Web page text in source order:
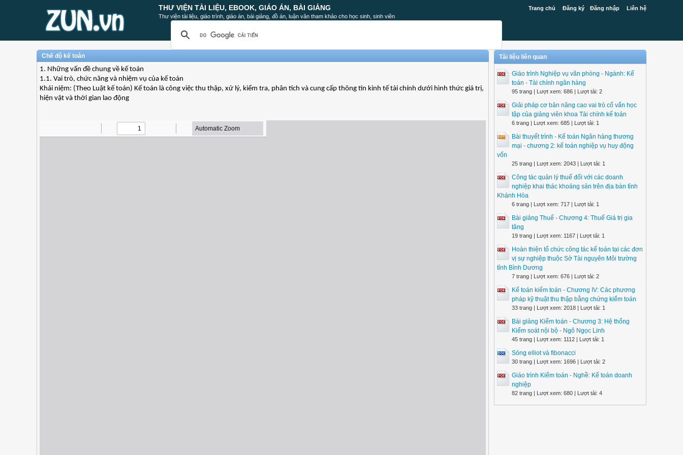
Trang chủ Đăng ký Đăng nhập Liên hệ
THƯ VIỆN TÀI LIỆU, EBOOK, GIÁO ÁN, BÀI GIẢNG
Thư viện tài liệu, giáo trình, giáo án, bài giảng, đồ án, luận văn tham khảo cho học sinh, sinh viên
Chế độ kế toán
1. Những vấn đề chung về kế toán
1.1. Vai trò, chức năng và nhiệm vụ của kế toán
Khái niệm: (Theo Luật kế toán) Kế toán là công việc thu thập, xử lý, kiểm tra, phân tích và cung cấp thông tin kinh tế tài chính dưới hình thức giá trị,
hiện vật và thời gian lao động
Tài liệu liên quan
Giáo trình Nghiệp vụ văn phòng - Ngành: Kế
toán - Tài chính ngân hàng
95 trang | Lượt xem: 686 | Lượt tải: 2
Giải pháp cơ bản nâng cao vai trò cố vấn học
tập của giảng viên khoa Tài chính kế toán
6 trang | Lượt xem: 685 | Lượt tải: 1
Bài thuyết trình - Kế toán Ngân hàng thương
mại - chương 2: kế toán nghiệp vụ huy động
vốn
25 trang | Lượt xem: 2043 | Lượt tải: 1
Công tác quản lý thuế đối với các doanh
nghiệp khai thác khoáng sản trên địa bàn tỉnh
Khánh Hòa
6 trang | Lượt xem: 717 | Lượt tải: 1
Bài giảng Thuế - Chương 4: Thuế Giá trị gia
tăng
19 trang | Lượt xem: 1167 | Lượt tải: 1
Hoàn thiện tổ chức công tác kế toán tại các đơn
vị sự nghiệp thuộc Sở Tài nguyên Môi trường
tỉnh Bình Dương
7 trang | Lượt xem: 676 | Lượt tải: 2
Kế toán kiểm toán - Chương IV: Các phương
pháp kỹ thuật thu thập bằng chứng kiểm toán
33 trang | Lượt xem: 2018 | Lượt tải: 1
Bài giảng Kiểm toán - Chương 3: Hệ thống
Kiểm soát nội bộ - Ngô Ngọc Linh
45 trang | Lượt xem: 1112 | Lượt tải: 1
Sóng elliot và fibonacci
30 trang | Lượt xem: 1696 | Lượt tải: 2
Giáo trình Kiểm toán - Nghề: Kế toán doanh
nghiệp
82 trang | Lượt xem: 680 | Lượt tải: 4